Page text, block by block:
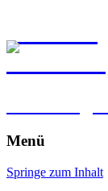
Kirchberg
Menü
Springe zum Inhalt